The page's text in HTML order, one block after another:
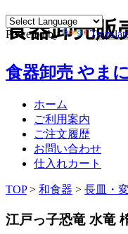
Powered by
食器卸売販
食器卸売 やまに
ホーム
ご利用案内
ご注文履歴
お問い合わせ
仕入れカート
TOP> 和食器 > 長皿・
江戸っ子恐竜 水竜